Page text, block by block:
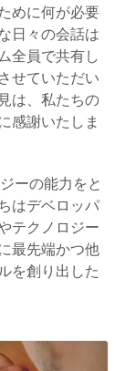
めに何が必要
日々の会話は
全員で共有し
せていただい
は、私たちの
感謝いたしま
ーの能力をと
はデベロッパ
テクノロジー
最先端かつ他
を創り出した